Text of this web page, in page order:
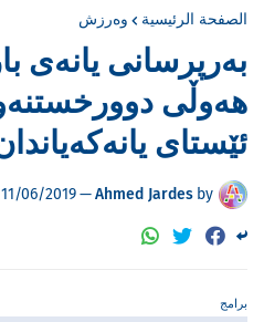
الصفحة الرئيسية وەرزش
بەرپرسانی یانەی
هەوڵی
ئێستای
by
Ahmed Jardes
—11/06/2019 09:59:00 م
برامج